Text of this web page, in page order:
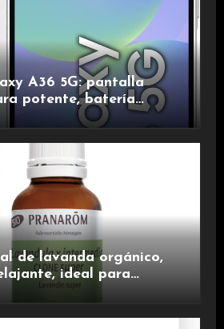
A36 5G: pantalla
potente, batería
rápida para una
de lavanda orgánico,
ideal para